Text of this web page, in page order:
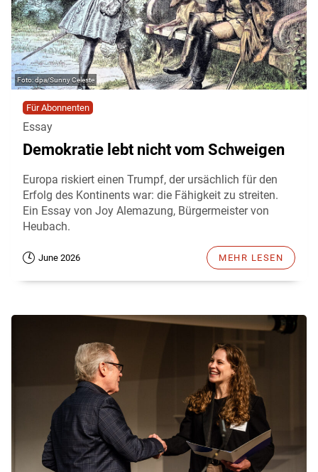
dpa/Sunny Celeste
Für Abonnenten
Essay
Demokratie lebt nicht vom Schweigen
Europa riskiert einen Trumpf, der ursächlich für den
Erfolg des Kontinents war: die Fähigkeit zu streiten.
Ein Essay von Joy Alemazung, Bürgermeister von
Heubach.
June 2026 MEHR LESEN